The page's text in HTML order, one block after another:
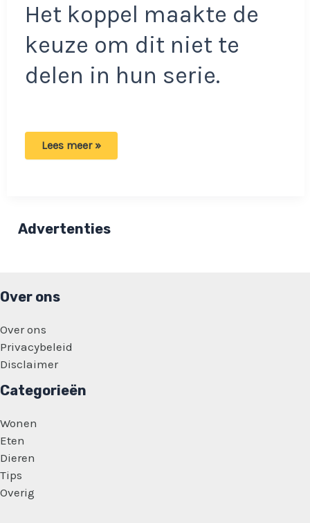
Het koppel maakte de
keuze om dit niet te
delen in hun serie.
Roy
beter
de
doen’
Lees meer »
Advertenties
Over ons
Over ons
Privacybeleid
Disclaimer
Categorieën
Wonen
Eten
Dieren
Tips
Overig